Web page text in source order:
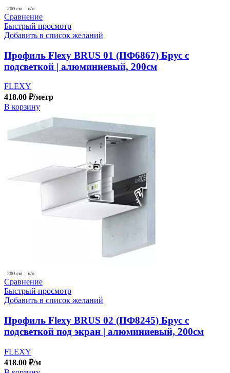
200 см н/о
Сравнение
Быстрый просмотр
Добавить в список желаний
Профиль Flexy BRUS 01 (ПФ6867) Брус с
подсветкой | алюминиевый, 200см
FLEXY
418.00 ₽/метр
В корзину
200 см н/о
Сравнение
Быстрый просмотр
Добавить в список желаний
Профиль Flexy BRUS 02 (ПФ8245) Брус с
подсветкой под экран | алюминиевый, 200см
FLEXY
418.00 ₽/м